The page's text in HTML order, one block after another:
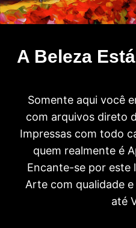
A Beleza
Somente aqui você
com arquivos direto
Impressas com todo
quem realmente é
Encante-se por este
Arte com qualidade
até